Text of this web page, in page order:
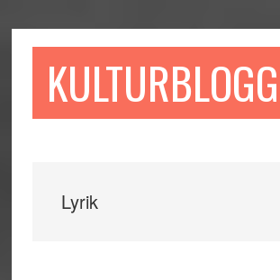
till
till
sidofältet
till
Lyrik